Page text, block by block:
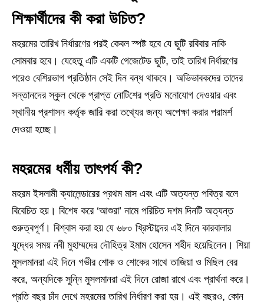
শিক্ষার্থীদের কী করা উচিত?
মহরমের তারিখ নির্ধারণের পরই কেবল স্পষ্ট হবে যে ছুটি রবিবার নাকি
সোমবার হবে। যেহেতু এটি একটি গেজেটেড ছুটি, তাই তারিখ নির্ধারণের
পরেও বেশিরভাগ প্রতিষ্ঠান সেই দিন বন্ধ থাকবে। অভিভাবকদের তাদের
সন্তানদের স্কুল থেকে প্রাপ্ত নোটিশের প্রতি মনোযোগ দেওয়ার এবং
স্থানীয় প্রশাসন কর্তৃক জারি করা তথ্যের জন্য অপেক্ষা করার পরামর্শ
দেওয়া হচ্ছে।
মহরমের ধর্মীয় তাৎপর্য কী?
মহরম ইসলামী ক্যালেন্ডারের প্রথম মাস এবং এটি অত্যন্ত পবিত্র বলে
বিবেচিত হয়। বিশেষ করে ‘আশুরা’ নামে পরিচিত দশম দিনটি অত্যন্ত
গুরুত্বপূর্ণ। বিশ্বাস করা হয় যে ৬৮০ খ্রিস্টাব্দের এই দিনে কারবালার
যুদ্ধের সময় নবী মুহাম্মদের দৌহিত্র ইমাম হোসেন শহীদ হয়েছিলেন। শিয়া
মুসলমানরা এই দিনে গভীর শোক ও শোকের সাথে তাজিয়া ও মিছিল বের
করে, অন্যদিকে সুন্নি মুসলমানরা এই দিনে রোজা রাখে এবং প্রার্থনা করে।
প্রতি বছর চাঁদ দেখে মহরমের তারিখ নির্ধারণ করা হয়। এই বছরও, কোন